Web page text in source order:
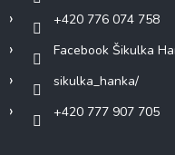
+420 776 074 758
Facebook Šikulka
sikulka_hanka/
+420 777 907 705